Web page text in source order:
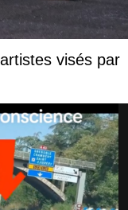
visés par